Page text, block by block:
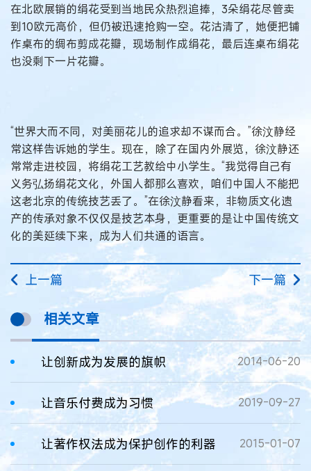
在北欧展销的绢花受到当地民众热烈追捧，3朵绢花尽管卖
到10欧元高价，但仍被迅速抢购一空。花沽清了，她便把铺
作桌布的绸布剪成花瓣，现场制作成绢花，最后连桌布绢花
也没剩下一片花瓣。
“世界大而不同，对美丽花儿的追求却不谋而合。”徐汶静经
常这样告诉她的学生。现在，除了在国内外展览，徐汶静还
常常走进校园，将绢花工艺教给中小学生。“我觉得自己有
义务弘扬绢花文化，外国人都那么喜欢，咱们中国人不能把
这老北京的传统技艺丢了。”在徐汶静看来，非物质文化遗
产的传承对象不仅仅是技艺本身，更重要的是让中国传统文
化的美延续下来，成为人们共通的语言。
上一篇 下一篇
相关文章
让创新成为发展的旗帜 2014-06-20
让音乐付费成为习惯 2019-09-27
让著作权法成为保护创作的利器 2015-01-07